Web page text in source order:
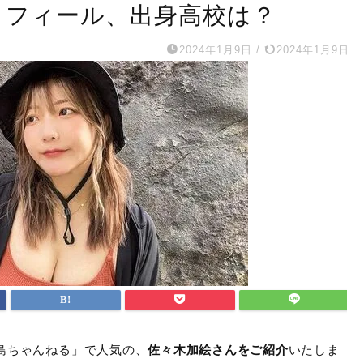
ィール、出身高校は？
2024年1月9日 / 2024年1月9日
ちゃんねる」で人気の、佐々木加絵さんをご紹介いたしま